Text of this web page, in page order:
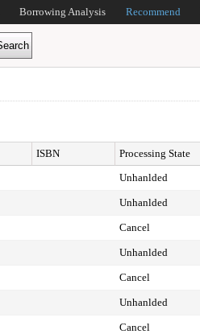
Borrowing Analysis Recommend
ISBN Processing State
Unhanlded
Unhanlded
Cancel
Unhanlded
Cancel
Unhanlded
Cancel